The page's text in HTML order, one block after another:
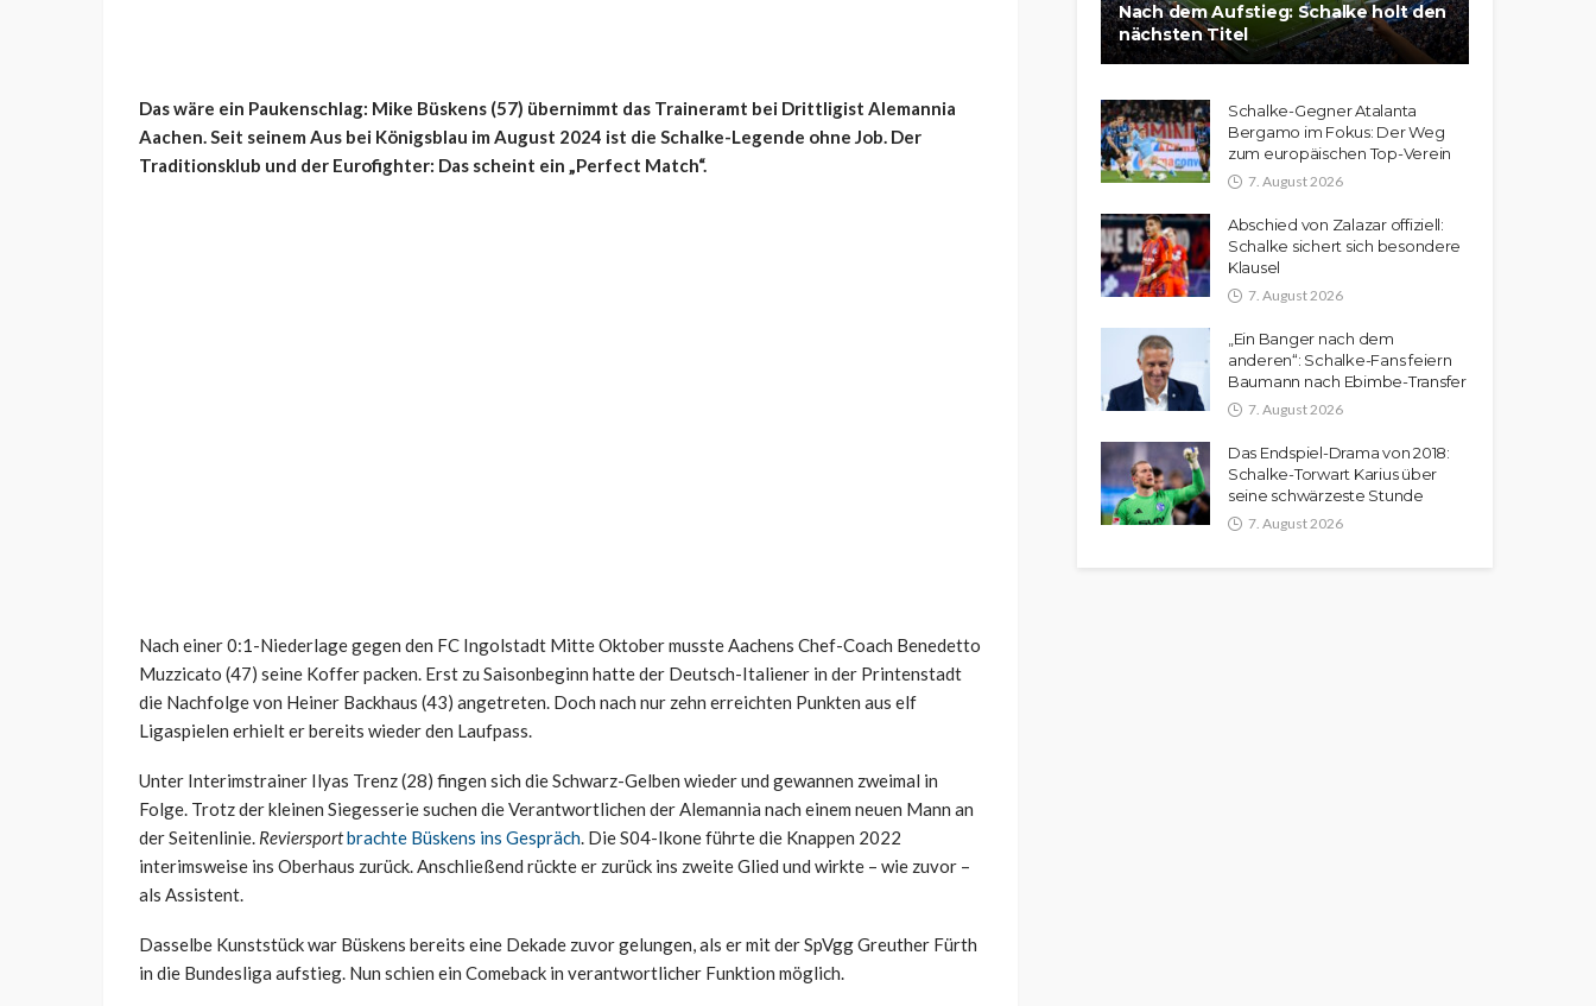
Das wäre ein Paukenschlag: Mike Büskens (57) übernimmt das Traineramt bei Drittligist Alemannia
Aachen. Seit seinem Aus bei Königsblau im August 2024 ist die Schalke-Legende ohne Job. Der
Traditionsklub und der Eurofighter: Das scheint ein „Perfect Match“.
Nach einer 0:1-Niederlage gegen den FC Ingolstadt Mitte Oktober musste Aachens Chef-Coach Benedetto
Muzzicato (47) seine Koffer packen. Erst zu Saisonbeginn hatte der Deutsch-Italiener in der Printenstadt
die Nachfolge von Heiner Backhaus (43) angetreten. Doch nach nur zehn erreichten Punkten aus elf
Ligaspielen erhielt er bereits wieder den Laufpass.
Unter Interimstrainer Ilyas Trenz (28) fingen sich die Schwarz-Gelben wieder und gewannen zweimal in
Folge. Trotz der kleinen Siegesserie suchen die Verantwortlichen der Alemannia nach einem neuen Mann an
der Seitenlinie. Reviersportbrachte Büskens ins Gespräch. Die S04-Ikone führte die Knappen 2022
interimsweise ins Oberhaus zurück. Anschließend rückte er zurück ins zweite Glied und wirkte – wie zuvor –
als Assistent.
Dasselbe Kunststück war Büskens bereits eine Dekade zuvor gelungen, als er mit der SpVgg Greuther Fürth
in die Bundesliga aufstieg. Nun schien ein Comeback in verantwortlicher Funktion möglich.
Nach dem Aufstieg: Schalke holt den
nächsten Titel
Schalke-Gegner Atalanta
Bergamo im Fokus: Der Weg
zum europäischen Top-Verein
7. August 2026
Abschied von Zalazar offiziell:
Schalke sichert sich besondere
Klausel
7. August 2026
„Ein Banger nach dem
anderen“: Schalke-Fans feiern
Baumann nach Ebimbe-Transfer
7. August 2026
Das Endspiel-Drama von 2018:
Schalke-Torwart Karius über
seine schwärzeste Stunde
7. August 2026